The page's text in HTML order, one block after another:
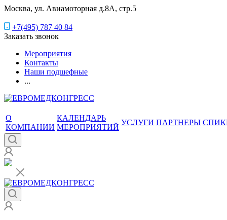
Москва, ул. Авиамоторная д.8А, стр.5
+7(495) 787 40 84
Заказать звонок
Мероприятия
Контакты
Наши подшефные
...
О
КОМПАНИИ
КАЛЕНДАРЬ
МЕРОПРИЯТИЙ
УСЛУГИ ПАРТНЕРЫ